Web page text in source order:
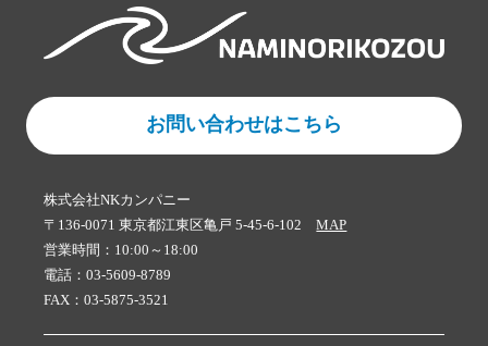
お問い合わせはこちら
株式会社NKカンパニー
〒136-0071 東京都江東区亀戸 5-45-6-102MAP
営業時間：10:00～18:00
電話：03-5609-8789
FAX：03-5875-3521